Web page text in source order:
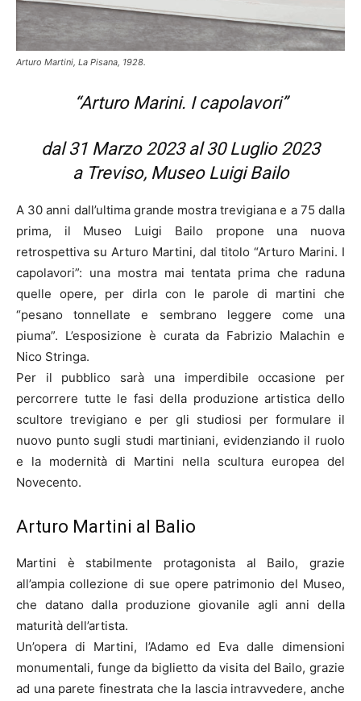
Arturo Martini, La Pisana, 1928.
“Arturo Marini. I capolavori”
dal 31 Marzo 2023 al 30 Luglio 2023
a Treviso, Museo Luigi Bailo
A 30 anni dall’ultima grande mostra trevigiana e a 75 dalla
prima, il Museo Luigi Bailo propone una nuova
retrospettiva su Arturo Martini, dal titolo “Arturo Marini. I
capolavori”: una mostra mai tentata prima che raduna
quelle opere, per dirla con le parole di martini che
“pesano tonnellate e sembrano leggere come una
piuma”. L’esposizione è curata da Fabrizio Malachin e
Nico Stringa.
Per il pubblico sarà una imperdibile occasione per
percorrere tutte le fasi della produzione artistica dello
scultore trevigiano e per gli studiosi per formulare il
nuovo punto sugli studi martiniani, evidenziando il ruolo
e la modernità di Martini nella scultura europea del
Novecento.
Arturo Martini al Balio
Martini è stabilmente protagonista al Bailo, grazie
all’ampia collezione di sue opere patrimonio del Museo,
che datano dalla produzione giovanile agli anni della
maturità dell’artista.
Un’opera di Martini, l’Adamo ed Eva dalle dimensioni
monumentali, funge da biglietto da visita del Bailo, grazie
ad una parete finestrata che la lascia intravvedere, anche